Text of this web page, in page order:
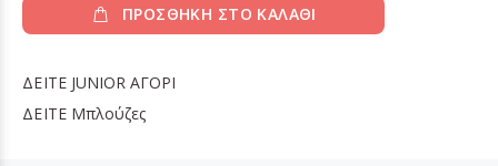
ΠΡΟΣΘΗΚΗ ΣΤΟ ΚΑΛΑΘΙ
ΔΕΙΤΕ JUNIOR ΑΓΟΡΙ
ΔΕΙΤΕ Μπλούζες